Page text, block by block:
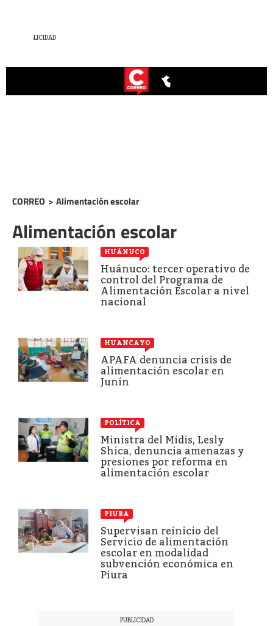
CORREO > Alimentación escolar
Alimentación escolar
HUÁNUCO
Huánuco: tercer operativo de
control del Programa de
Alimentación Escolar a nivel
nacional
HUANCAYO
APAFA denuncia crisis de
alimentación escolar en
Junín
POLÍTICA
Ministra del Midis, Lesly
Shica, denuncia amenazas y
presiones por reforma en
alimentación escolar
PIURA
Supervisan reinicio del
Servicio de alimentación
escolar en modalidad
subvención económica en
Piura